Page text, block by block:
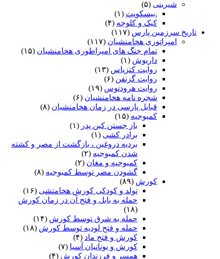
شیرینی (۵)
.بیسکویت (۱)
کیک و کلوچه (۴)
تاریخ سرزمین پارس (۱۱۷)
امپراتوری هخامنشیان (۱۱۷)
تمام جنگ های امپراطوری هخامنشیان (۱۵)
داریوش (۱)
روایت کتزیاس (۱۳)
روایت گزنفن (۶)
روایت هرودتوس (۱۹)
شجره نامه هخامنشیان (۶)
قبایل پارسی در زمان هخامنشیان (۸)
کمبوجیه (۱۵)
باز جستن کین پدر (۱)
برادر کشی (۱)
بردیه دروغین ، بازگشت از مصر و کشته
شدن کمبوجیه (۲)
کمبوجیه و مغان (۲)
گشودن مصر توسط کمبوجیه (۸)
کورش (۸۹)
تولد و کودکی کورش هخامنشی (۱۶)
حمله به بابل و فتح آن در زمان کورش
(۱۸)
حمله به شرق توسط کورش (۱۴)
حمله و فتح لودیه توسط کورش (۱۸)
کورش و فتح ماد (۴)
کورش و یونانیان آسیا (۷)
همسر و فرزندان کورش (۴)